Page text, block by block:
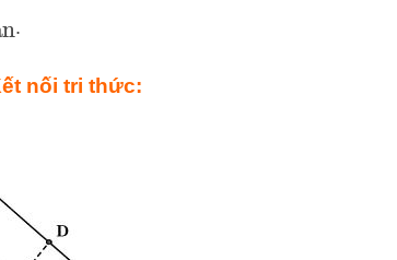
.
nối tri thức: